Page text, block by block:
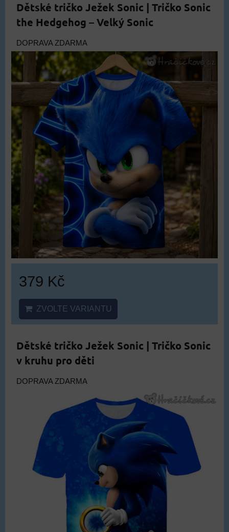
Dětské tričko Ježek Sonic | Tričko Sonic
the Hedgehog – Velký Sonic
DOPRAVA ZDARMA
379 Kč
ZVOLTE VARIANTU
Dětské tričko Ježek Sonic | Tričko Sonic
v kruhu pro děti
DOPRAVA ZDARMA